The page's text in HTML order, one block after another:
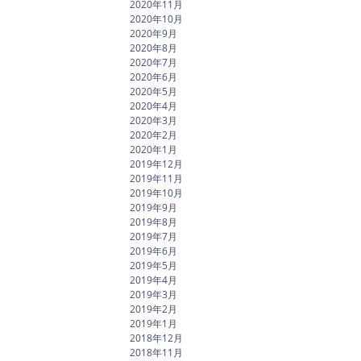
2020年11月
2020年10月
2020年9月
2020年8月
2020年7月
2020年6月
2020年5月
2020年4月
2020年3月
2020年2月
2020年1月
2019年12月
2019年11月
2019年10月
2019年9月
2019年8月
2019年7月
2019年6月
2019年5月
2019年4月
2019年3月
2019年2月
2019年1月
2018年12月
2018年11月